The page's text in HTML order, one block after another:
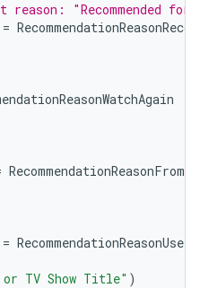
"Recommended for
=
=
or TV Show Title" )